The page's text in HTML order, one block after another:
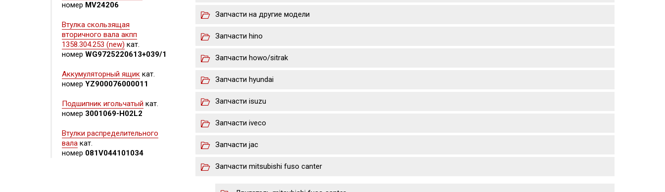
номер MV24206
Втулка скользящая
вторичного вала акпп
1358.304.253 (new) кат.
номер WG9725220613+039/1
Аккумуляторный ящик кат.
номер YZ900076000011
Подшипник игольчатый кат.
номер 3001069-H02L2
Втулки распределительного
вала кат.
номер 081V044101034
Запчасти на другие модели
Запчасти hino
Запчасти howo/sitrak
Запчасти hyundai
Запчасти isuzu
Запчасти iveco
Запчасти jac
Запчасти mitsubishi fuso canter